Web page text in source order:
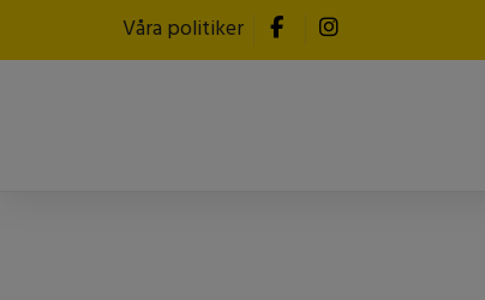
Våra politiker